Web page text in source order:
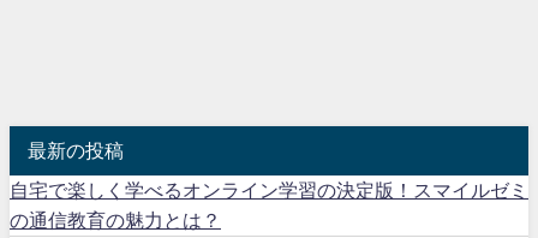
最新の投稿
自宅で楽しく学べるオンライン学習の決定版！スマイルゼミ
の通信教育の魅力とは？